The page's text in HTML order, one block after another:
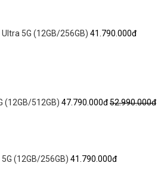
5G (12GB/256GB) 41.790.000đ
(12GB/512GB) 47.790.000đ52.990.000đ
(12GB/256GB) 41.790.000đ